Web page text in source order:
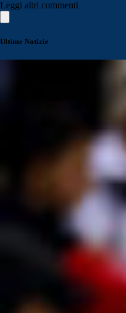
Leggi altri commenti
Ultime Notizie